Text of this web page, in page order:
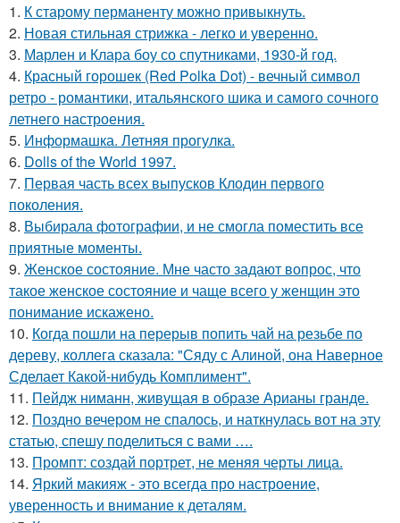
1. К старому перманенту можно привыкнуть.
2. Новая стильная стрижка - легко и уверенно.
3. Марлен и Клара боу со спутниками, 1930-й год.
4. Красный горошек (Red Polka Dot) - вечный символ
ретро - романтики, итальянского шика и самого сочного
летнего настроения.
5. Информашка. Летняя прогулка.
6. Dolls of the World 1997.
7. Первая часть всех выпусков Клодин первого
поколения.
8. Выбирала фотографии, и не смогла поместить все
приятные моменты.
9. Женское состояние. Мне часто задают вопрос, что
такое женское состояние и чаще всего у женщин это
понимание искажено.
10. Когда пошли на перерыв попить чай на резьбе по
дереву, коллега сказала: "Сяду с Алиной, она Наверное
Сделает Какой-нибудь Комплимент".
11. Пейдж ниманн, живущая в образе Арианы гранде.
12. Поздно вечером не спалось, и наткнулась вот на эту
статью, спешу поделиться с вами ….
13. Промпт: создай портрет, не меняя черты лица.
14. Яркий макияж - это всегда про настроение,
уверенность и внимание к деталям.